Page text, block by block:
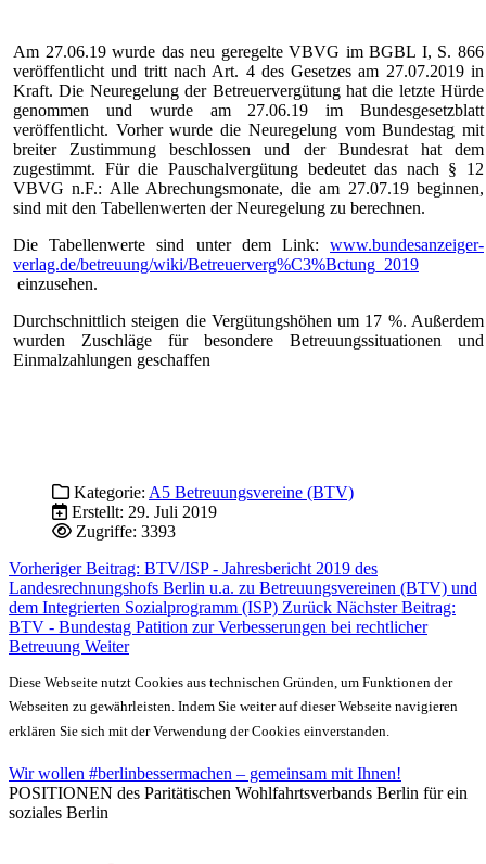
Am 27.06.19 wurde das neu geregelte VBVG im BGBL I, S. 866
veröffentlicht und tritt nach Art. 4 des Gesetzes am 27.07.2019 in
Kraft. Die Neuregelung der Betreuervergütung hat die letzte Hürde
genommen und wurde am 27.06.19 im Bundesgesetzblatt
veröffentlicht. Vorher wurde die Neuregelung vom Bundestag mit
breiter Zustimmung beschlossen und der Bundesrat hat dem
zugestimmt. Für die Pauschalvergütung bedeutet das nach § 12
VBVG n.F.: Alle Abrechungsmonate, die am 27.07.19 beginnen,
sind mit den Tabellenwerten der Neuregelung zu berechnen.
Die Tabellenwerte sind unter dem Link: www.bundesanzeiger-
verlag.de/betreuung/wiki/Betreuerverg%C3%Bctung_2019
einzusehen.
Durchschnittlich steigen die Vergütungshöhen um 17 %. Außerdem
wurden Zuschläge für besondere Betreuungssituationen und
Einmalzahlungen geschaffen
Kategorie: A5 Betreuungsvereine (BTV)
Erstellt: 29. Juli 2019
Zugriffe: 3393
Vorheriger Beitrag: BTV/ISP - Jahresbericht 2019 des
Landesrechnungshofs Berlin u.a. zu Betreuungsvereinen (BTV) und
dem Integrierten Sozialprogramm (ISP) Zurück Nächster Beitrag:
BTV - Bundestag Patition zur Verbesserungen bei rechtlicher
Betreuung Weiter
Diese Webseite nutzt Cookies aus technischen Gründen, um Funktionen der
Webseiten zu gewährleisten. Indem Sie weiter auf dieser Webseite navigieren
erklären Sie sich mit der Verwendung der Cookies einverstanden.
Wir wollen #berlinbessermachen – gemeinsam mit Ihnen!
POSITIONEN des Paritätischen Wohlfahrtsverbands Berlin für ein
soziales Berlin